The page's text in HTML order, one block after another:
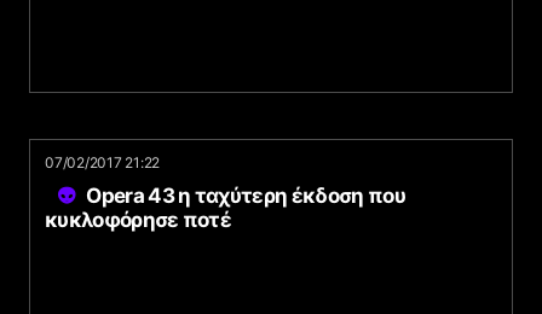
07/02/2017 21:22
Opera 43 η ταχύτερη έκδοση που
κυκλοφόρησε ποτέ